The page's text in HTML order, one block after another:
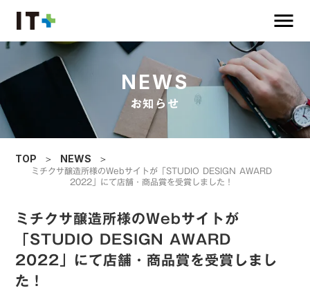
menu
NEWS
お知らせ
TOP ＞ NEWS ＞
ミチクサ醸造所様のWebサイトが「STUDIO DESIGN AWARD
2022」にて店舗・商品賞を受賞しました！
ミチクサ醸造所様のWebサイトが
「STUDIO DESIGN AWARD
2022」にて店舗・商品賞を受賞しまし
た！